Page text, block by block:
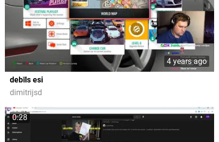
4 years ago
debīls esi
dimitrijsd
0:28